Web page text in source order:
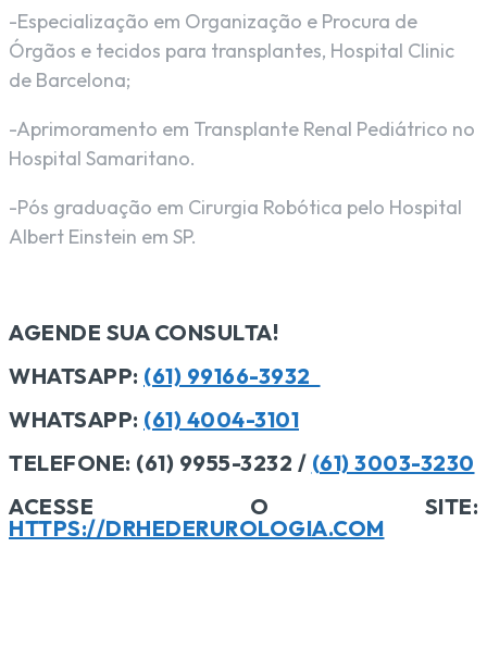
-Especialização em Organização e Procura de
Órgãos e tecidos para transplantes, Hospital Clinic
de Barcelona;
-Aprimoramento em Transplante Renal Pediátrico no
Hospital Samaritano.
-Pós graduação em Cirurgia Robótica pelo Hospital
Albert Einstein em SP.
AGENDE SUA CONSULTA!
WHATSAPP: (61) 99166-3932
WHATSAPP: (61) 4004-3101
TELEFONE: (61) 9955-3232 / (61) 3003-3230
ACESSE O SITE:
HTTPS://DRHEDERUROLOGIA.COM